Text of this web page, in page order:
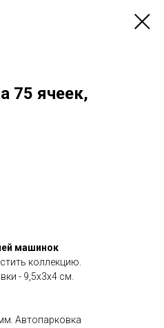
75 ячеек,
машинок
коллекцию.
- 9,5х3х4 см.
Автопарковка